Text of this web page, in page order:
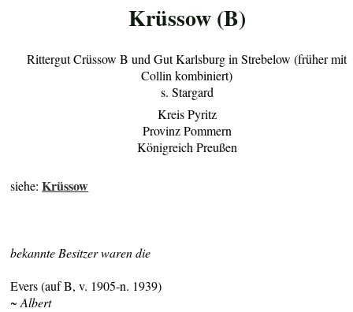
Krüssow (B)
Rittergut Crüssow B und Gut Karlsburg in Strebelow (früher mit
Collin kombiniert)
s. Stargard
Kreis Pyritz
Provinz Pommern
Königreich Preußen
siehe:Krüssow
bekannte Besitzer waren die
Evers (auf B, v. 1905-n. 1939)
~ Albert